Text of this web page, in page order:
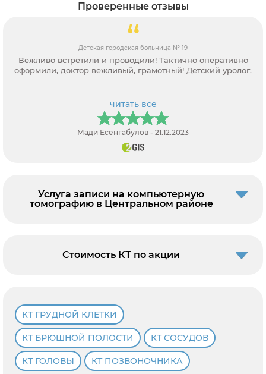
Проверенные отзывы
Детская городская больница № 19
Вежливо встретили и проводили! Тактично оперативно
оформили, доктор вежливый, грамотный! Детский уролог.
читать все
Мади Есенгабулов - 21.12.2023
Услуга записи на компьютерную
томографию в Центральном районе
Стоимость КТ по акции
КТ ГРУДНОЙ КЛЕТКИ
КТ БРЮШНОЙ ПОЛОСТИ КТ СОСУДОВ
КТ ГОЛОВЫ КТ ПОЗВОНОЧНИКА